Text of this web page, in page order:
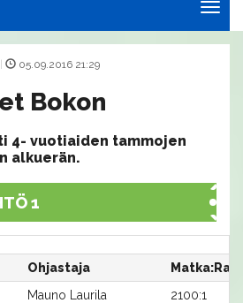
05.09.2016 21:29
Bokon
4- vuotiaiden tammojen
alkuerän.
1
Ohjastaja
Mauno Laurila
2100:1